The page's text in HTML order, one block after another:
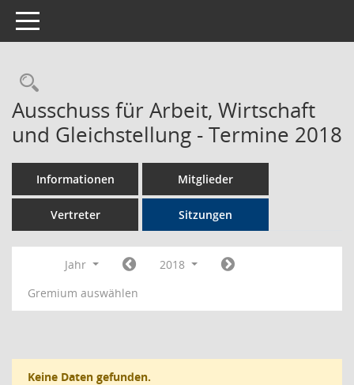
Toggle navigation
Rechercheauswahl
Ausschuss für Arbeit, Wirtschaft
und Gleichstellung - Termine 2018
Informationen Mitglieder
Vertreter Sitzungen
Jahr
2018
Gremium auswählen
Keine Daten gefunden.